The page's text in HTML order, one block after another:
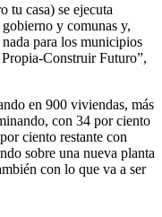
tu casa) se ejecuta
y comunas y,
para los municipios
Construir Futuro”,
en 900 viviendas, más
con 34 por ciento
ciento restante con
sobre una nueva planta
con lo que va a ser